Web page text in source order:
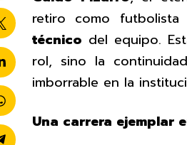
retiro como
técnico del equipo.
rol, sino la
imborrable en la
Una carrera ejemplar